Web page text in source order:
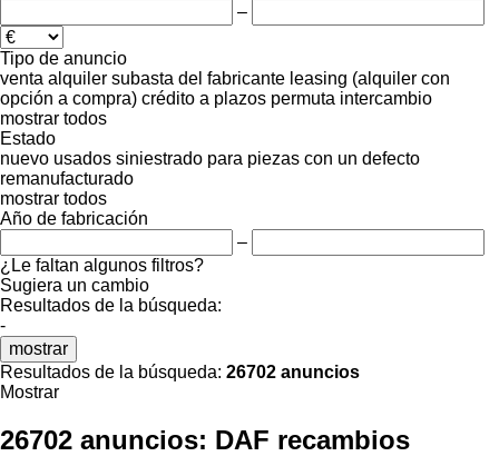
–
Tipo de anuncio
venta alquiler subasta del fabricante leasing (alquiler con
opción a compra) crédito a plazos permuta intercambio
mostrar todos
Estado
nuevo usados siniestrado para piezas con un defecto
remanufacturado
mostrar todos
Año de fabricación
–
¿Le faltan algunos filtros?
Sugiera un cambio
Resultados de la búsqueda:
-
mostrar
Resultados de la búsqueda: 26702 anuncios
Mostrar
26702 anuncios: DAF recambios